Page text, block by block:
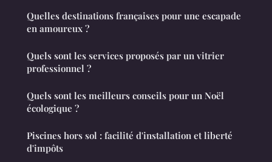
Quelles destinations françaises pour une escapade
en amoureux ?
Quels sont les services proposés par un vitrier
professionnel ?
Quels sont les meilleurs conseils pour un Noël
écologique ?
Piscines hors sol : facilité d'installation et liberté
d'impôts